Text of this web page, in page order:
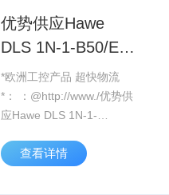
优势供应Hawe
DLS 1N-1-B50/E1-
1-180
*欧洲工控产品 超快物流
*： ：@http://www./优势供
应Hawe DLS 1N-1-
查看详情